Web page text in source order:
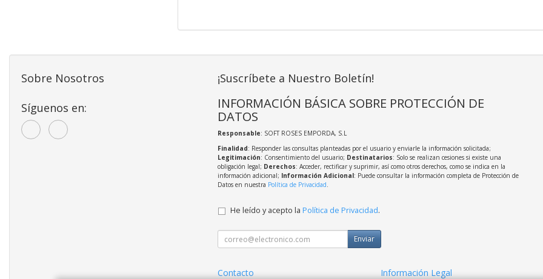
Sobre Nosotros
Síguenos en:
¡Suscríbete a Nuestro Boletín!
INFORMACIÓN BÁSICA SOBRE PROTECCIÓN DE
DATOS
Responsable: SOFT ROSES EMPORDA, S.L
Finalidad: Responder las consultas planteadas por el usuario y enviarle la información solicitada;
Legitimación: Consentimiento del usuario; Destinatarios: Solo se realizan cesiones si existe una
obligación legal; Derechos: Acceder, rectificar y suprimir, así como otros derechos, como se indica en la
información adicional; Información Adicional: Puede consultar la información completa de Protección de
Datos en nuestra Política de Privacidad.
He leído y acepto la Política de Privacidad.
Enviar
Contacto Información Legal